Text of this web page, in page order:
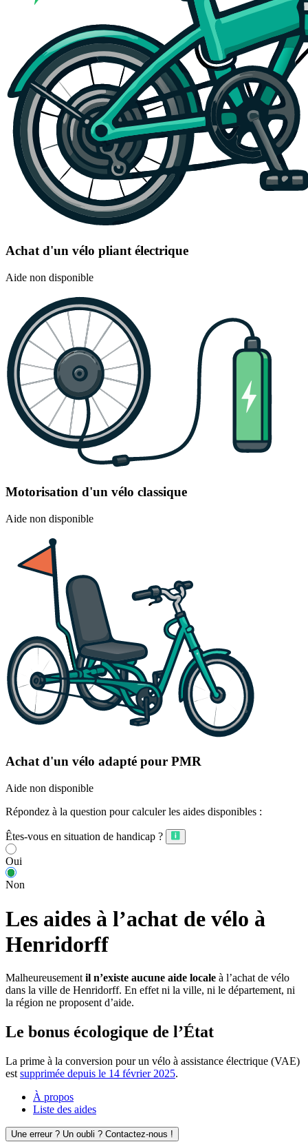
Achat d'un vélo pliant électrique
Aide non disponible
Motorisation d'un vélo classique
Aide non disponible
Achat d'un vélo adapté pour PMR
Aide non disponible
Répondez à la question pour calculer les aides disponibles :
Êtes-vous en situation de handicap ?
Oui
Non
Les aides à l’achat de vélo à
Henridorff
Malheureusement il n’existe aucune aide locale à l’achat de vélo
dans la ville de Henridorff. En effet ni la ville, ni le département, ni
la région ne proposent d’aide.
Le bonus écologique de l’État
La prime à la conversion pour un vélo à assistance électrique (VAE)
est supprimée depuis le 14 février 2025.
À propos
Liste des aides
Une erreur ? Un oubli ? Contactez-nous !